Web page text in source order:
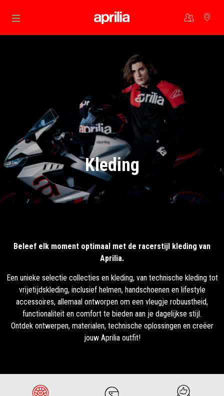
Ga naar de hoofdcontent
Kleding
Beleef elk moment optimaal met de racerstijl kleding van
Aprilia.
Een unieke selectie collecties en kleding, van technische kleding tot
vrijetijdskleding, inclusief helmen, handschoenen en lifestyle
accessoires, allemaal ontworpen om een vleugje robuustheid,
functionaliteit en comfort te bieden aan je dagelijkse stijl.
Ontdek ontwerpen, materialen, technische oplossingen en creëer
jouw Aprilia outfit!